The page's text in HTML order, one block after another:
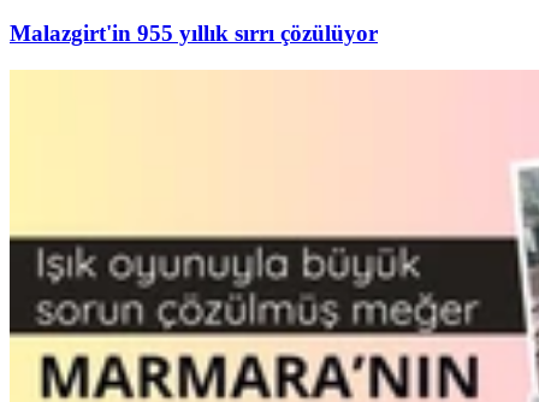
Malazgirt'in 955 yıllık sırrı çözülüyor